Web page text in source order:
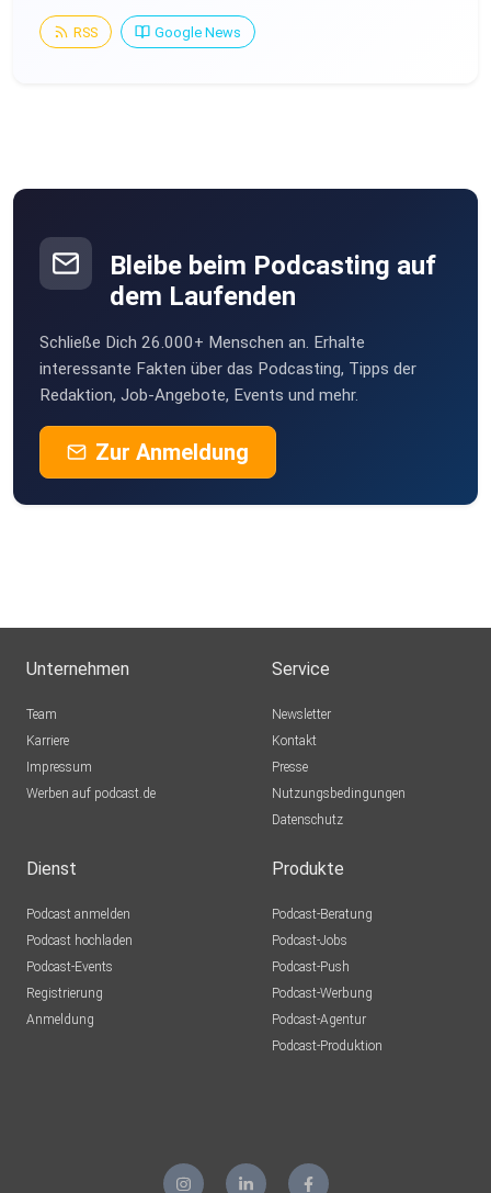
RSS Google News
Bleibe beim Podcasting auf
dem Laufenden
Schließe Dich 26.000+ Menschen an. Erhalte
interessante Fakten über das Podcasting, Tipps der
Redaktion, Job-Angebote, Events und mehr.
Zur Anmeldung
Unternehmen
Team
Karriere
Impressum
Werben auf podcast.de
Service
Newsletter
Kontakt
Presse
Nutzungsbedingungen
Datenschutz
Dienst
Podcast anmelden
Podcast hochladen
Podcast-Events
Registrierung
Anmeldung
Produkte
Podcast-Beratung
Podcast-Jobs
Podcast-Push
Podcast-Werbung
Podcast-Agentur
Podcast-Produktion